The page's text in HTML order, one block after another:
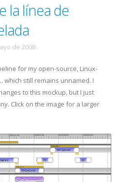
la línea de
de 2008 .
for my open-source, Linux-
which still remains unnamed. I
to this mockup, but I just
Click on the image for a larger